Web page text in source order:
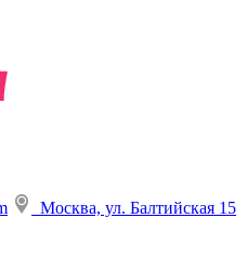
Москва, ул. Балтийская 15